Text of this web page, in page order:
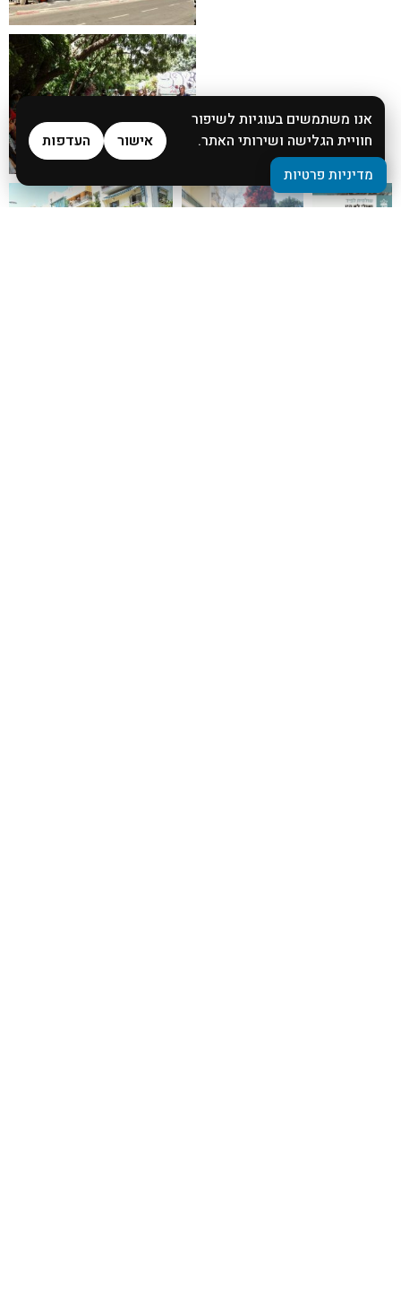
אנו משתמשים בעוגיות לשיפור
חוויית הגלישה ושירותי האתר.
מדיניות פרטיות
אישור העדפות
מדיניות פרטיות